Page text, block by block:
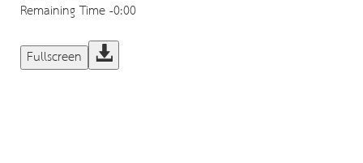
Remaining Time-0:00
Fullscreen